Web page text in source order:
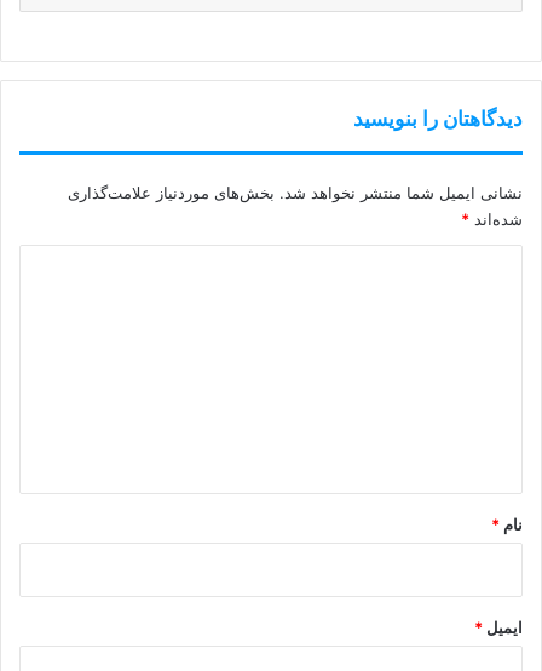
دیدگاهتان را بنویسید
نشانی ایمیل شما منتشر نخواهد شد. بخش‌های موردنیاز علامت‌گذاری
شده‌اند *
نام *
ایمیل *